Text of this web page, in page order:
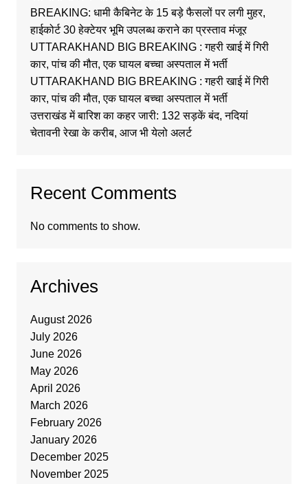
BREAKING: धामी कैबिनेट के 15 बड़े फैसलों पर लगी मुहर,
हाईकोर्ट 30 हेक्टेयर भूमि उपलब्ध कराने का प्रस्ताव मंजूर
UTTARAKHAND BIG BREAKING : गहरी खाई में गिरी
कार, पांच की मौत, एक घायल बच्चा अस्पताल में भर्ती
UTTARAKHAND BIG BREAKING : गहरी खाई में गिरी
कार, पांच की मौत, एक घायल बच्चा अस्पताल में भर्ती
उत्तराखंड में बारिश का कहर जारी: 132 सड़कें बंद, नदियां
चेतावनी रेखा के करीब, आज भी येलो अलर्ट
Recent Comments
No comments to show.
Archives
August 2026
July 2026
June 2026
May 2026
April 2026
March 2026
February 2026
January 2026
December 2025
November 2025